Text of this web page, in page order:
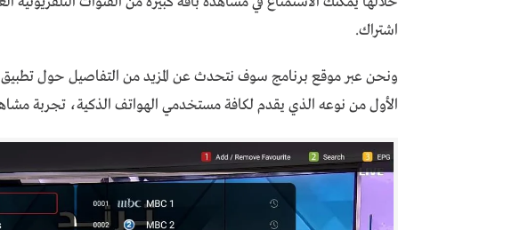
اشتراك.
الأول من نوعه الذي يقدم لكافة مستخدمي الهواتف الذكية، تجربة